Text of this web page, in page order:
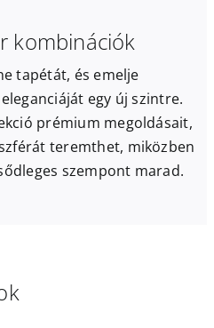
kombinációk
tapétát, és emelje
egy új szintre.
prémium megoldásait,
teremthet, miközben
szempont marad.